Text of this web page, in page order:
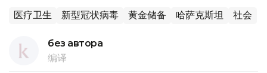
医疗卫生 新型冠状病毒 黄金储备 哈萨克斯坦 社会
без автора
编译